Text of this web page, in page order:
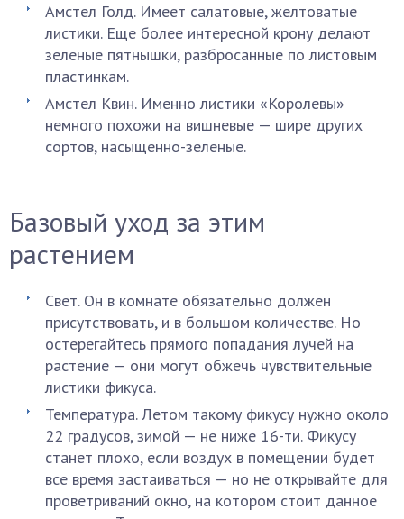
Амстел Голд. Имеет салатовые, желтоватые
листики. Еще более интересной крону делают
зеленые пятнышки, разбросанные по листовым
пластинкам.
Амстел Квин. Именно листики «Королевы»
немного похожи на вишневые — шире других
сортов, насыщенно-зеленые.
Базовый уход за этим
растением
Свет. Он в комнате обязательно должен
присутствовать, и в большом количестве. Но
остерегайтесь прямого попадания лучей на
растение — они могут обжечь чувствительные
листики фикуса.
Температура. Летом такому фикусу нужно около
22 градусов, зимой — не ниже 16-ти. Фикусу
станет плохо, если воздух в помещении будет
все время застаиваться — но не открывайте для
проветриваний окно, на котором стоит данное